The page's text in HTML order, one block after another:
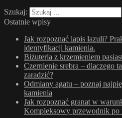
Szukaj:
Ostatnie wpisy
Jak rozpoznać lapis lazuli?
identyfikacji kamienia.
Biżuteria z krzemieniem
Czernienie srebra – dlaczego
zaradzić?
Odmiany agatu – poznaj
kamienia
Jak rozpoznać granat w
Kompleksowy przewodnik po